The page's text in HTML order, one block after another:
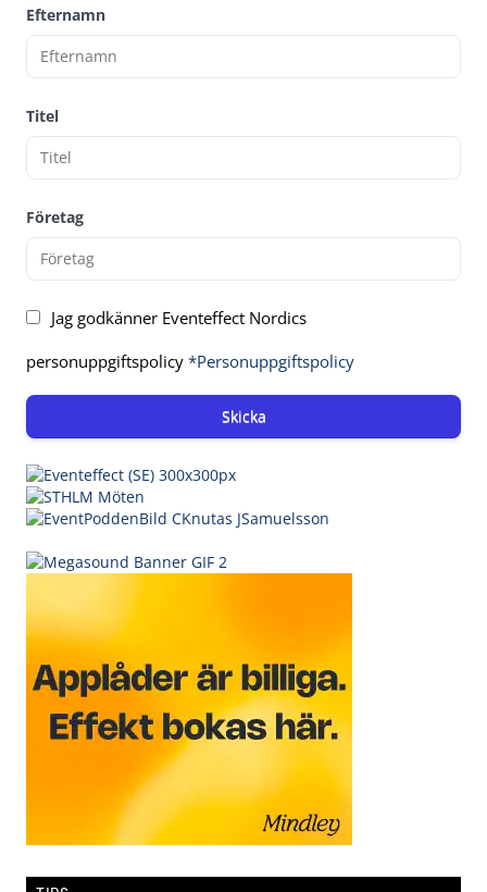
Efternamn
Titel
Företag
Jag godkänner Eventeffect Nordics
personuppgiftspolicy *Personuppgiftspolicy
Skicka